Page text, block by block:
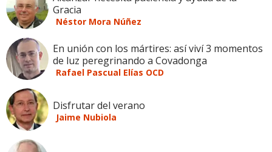
Gracia
Néstor Mora Núñez
En unión con los mártires: así viví 3 momentos
de luz peregrinando a Covadonga
Rafael Pascual Elías OCD
Disfrutar del verano
Jaime Nubiola